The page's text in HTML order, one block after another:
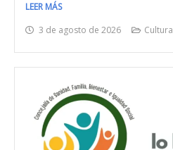
LEER MÁS
3 de agosto de 2026
Cultura